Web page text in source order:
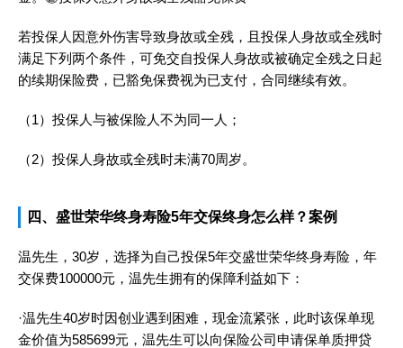
若投保人因意外伤害导致身故或全残，且投保人身故或全残时
满足下列两个条件，可免交自投保人身故或被确定全残之日起
的续期保险费，已豁免保费视为已支付，合同继续有效。
（1）投保人与被保险人不为同一人；
（2）投保人身故或全残时未满70周岁。
四、盛世荣华终身寿险5年交保终身怎么样？案例
温先生，30岁，选择为自己投保5年交盛世荣华终身寿险，年
交保费100000元，温先生拥有的保障利益如下：
·温先生40岁时因创业遇到困难，现金流紧张，此时该保单现
金价值为585699元，温先生可以向保险公司申请保单质押贷